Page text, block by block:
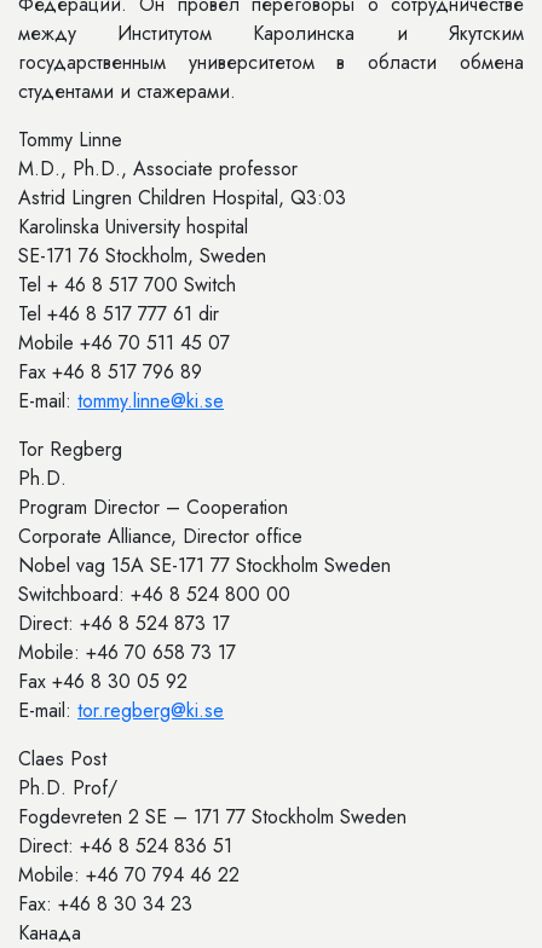
между Институтом Каролинска и Якутским
государственным университетом в области обмена
студентами и стажерами.
Tommy Linne
M.D., Ph.D., Associate professor
Astrid Lingren Children Hospital, Q3:03
Karolinska University hospital
SE-171 76 Stockholm, Sweden
Tel + 46 8 517 700 Switch
Tel +46 8 517 777 61 dir
Mobile +46 70 511 45 07
Fax +46 8 517 796 89
E-mail: tommy.linne@ki.se
Tor Regberg
Ph.D.
Program Director – Cooperation
Corporate Alliance, Director office
Nobel vag 15A SE-171 77 Stockholm Sweden
Switchboard: +46 8 524 800 00
Direct: +46 8 524 873 17
Mobile: +46 70 658 73 17
Fax +46 8 30 05 92
E-mail: tor.regberg@ki.se
Claes Post
Ph.D. Prof/
Fogdevreten 2 SE – 171 77 Stockholm Sweden
Direct: +46 8 524 836 51
Mobile: +46 70 794 46 22
Fax: +46 8 30 34 23
Канада